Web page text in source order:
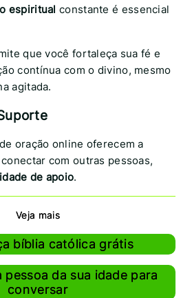
espiritual constante é essencial
que você fortaleça sua fé e
contínua com o divino, mesmo
agitada.
oração online oferecem a
com outras pessoas,
de apoio.
Veja mais
bíblia católica grátis
da sua idade para
conversar